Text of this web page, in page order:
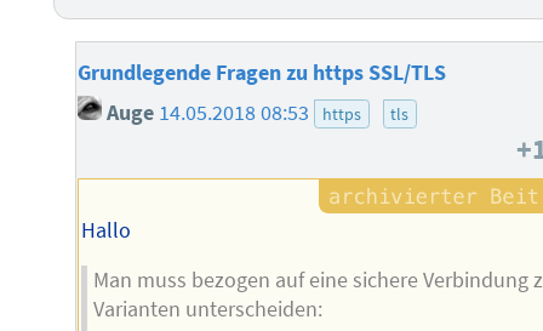
Grundlegende Fragen zu https SSL/TLS
Auge 14.05.2018 08:53 https tls
Hallo
Man muss bezogen auf eine sichere Verbindung
Varianten unterscheiden: